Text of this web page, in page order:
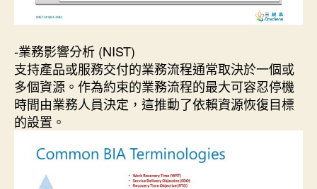
-業務影響分析 (NIST)
支持產品或服務交付的業務流程通常取決於一個或
多個資源。作為約束的業務流程的最大可容忍停機
時間由業務人員決定，這推動了依賴資源恢復目標
的設置。